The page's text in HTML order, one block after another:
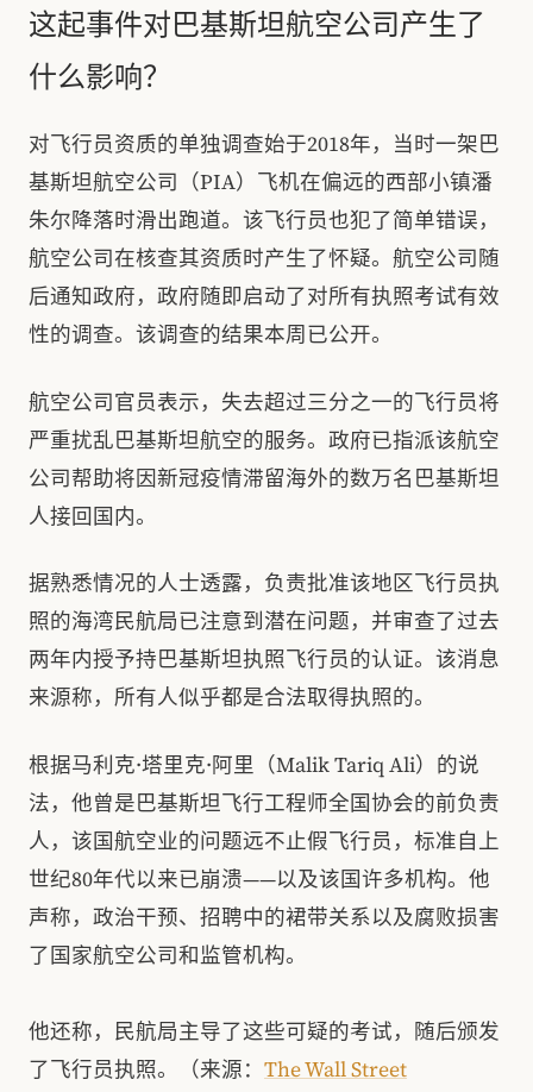
这起事件对巴基斯坦航空公司产生了
什么影响？
对飞行员资质的单独调查始于2018年，当时一架巴
基斯坦航空公司（PIA）飞机在偏远的西部小镇潘
朱尔降落时滑出跑道。该飞行员也犯了简单错误，
航空公司在核查其资质时产生了怀疑。航空公司随
后通知政府，政府随即启动了对所有执照考试有效
性的调查。该调查的结果本周已公开。
航空公司官员表示，失去超过三分之一的飞行员将
严重扰乱巴基斯坦航空的服务。政府已指派该航空
公司帮助将因新冠疫情滞留海外的数万名巴基斯坦
人接回国内。
据熟悉情况的人士透露，负责批准该地区飞行员执
照的海湾民航局已注意到潜在问题，并审查了过去
两年内授予持巴基斯坦执照飞行员的认证。该消息
来源称，所有人似乎都是合法取得执照的。
根据马利克·塔里克·阿里（Malik Tariq Ali）的说
法，他曾是巴基斯坦飞行工程师全国协会的前负责
人，该国航空业的问题远不止假飞行员，标准自上
世纪80年代以来已崩溃——以及该国许多机构。他
声称，政治干预、招聘中的裙带关系以及腐败损害
了国家航空公司和监管机构。
他还称，民航局主导了这些可疑的考试，随后颁发
了飞行员执照。（来源： The Wall Street